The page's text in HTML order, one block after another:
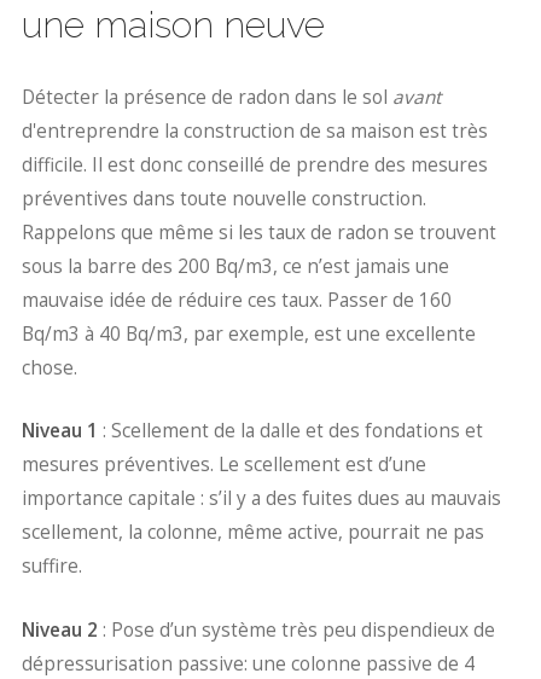
une maison neuve
Détecter la présence de radon dans le sol avant
d'entreprendre la construction de sa maison est très
difficile. Il est donc conseillé de prendre des mesures
préventives dans toute nouvelle construction.
Rappelons que même si les taux de radon se trouvent
sous la barre des 200 Bq/m3, ce n’est jamais une
mauvaise idée de réduire ces taux. Passer de 160
Bq/m3 à 40 Bq/m3, par exemple, est une excellente
chose.
Niveau 1 : Scellement de la dalle et des fondations et
mesures préventives. Le scellement est d’une
importance capitale : s’il y a des fuites dues au mauvais
scellement, la colonne, même active, pourrait ne pas
suffire.
Niveau 2 : Pose d’un système très peu dispendieux de
dépressurisation passive: une colonne passive de 4